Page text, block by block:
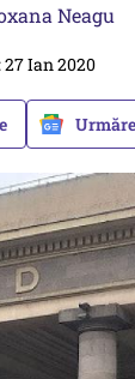
Neagu
Ian 2020